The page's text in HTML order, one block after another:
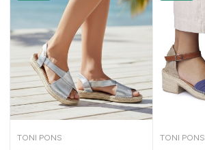
TONI PONS TONI PONS